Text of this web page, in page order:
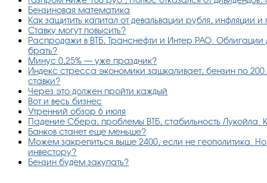
Бензиновая математика
Как защитить капитал от девальвации рубля, инфляции
Ставку могут повысить?
Распродажи в ВТБ, Транснефти и Интер РАО. Облигации
брать?
Минус 0,25% — уже праздник?
Индекс стресса экономики зашкаливает, бензин по
ставки?
Через это должен пройти каждый
Вот и весь бизнес
Утренний обзор 6 июля
Падение Сбера, проблемы ВТБ, стабильность Лукойла.
Банков станет еще меньше?
Можем закрепиться выше 2400, если не геополитика. Но
инвестору?
Бензин будем закупать?